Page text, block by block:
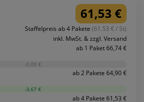
61,53 €
Staffelpreis ab 4 Pakete (61.53 € / St)
inkl. MwSt. & zzgl. Versand
ab 1 Paket 66,74 €
-0,00 €
ab 2 Pakete 64,90 €
-3,67 €
ab 4 Pakete 61,53 €